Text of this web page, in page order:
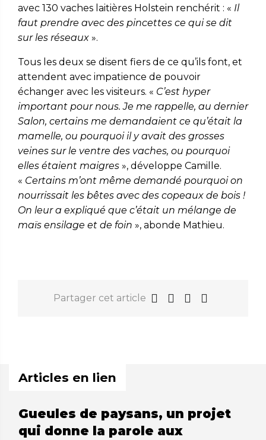
avec 130 vaches laitières Holstein renchérit : « Il
faut prendre avec des pincettes ce qui se dit
sur les réseaux ».
Tous les deux se disent fiers de ce qu’ils font, et
attendent avec impatience de pouvoir
échanger avec les visiteurs. « C’est hyper
important pour nous. Je me rappelle, au dernier
Salon, certains me demandaient ce qu’était la
mamelle, ou pourquoi il y avait des grosses
veines sur le ventre des vaches, ou pourquoi
elles étaient maigres », développe Camille.
« Certains m’ont même demandé pourquoi on
nourrissait les bêtes avec des copeaux de bois !
On leur a expliqué que c’était un mélange de
maïs ensilage et de foin », abonde Mathieu.
Partager cet article
Articles en lien
Gueules de paysans, un projet
qui donne la parole aux